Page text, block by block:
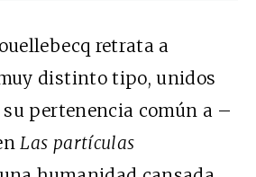
retrata a
distinto tipo, unidos
pertenencia común a –
Las partículas